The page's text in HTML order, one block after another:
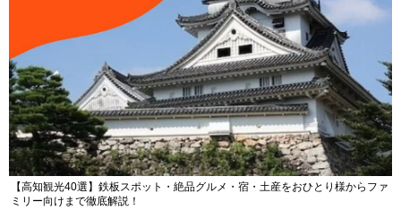
【高知観光40選】鉄板スポット・絶品グルメ・宿・土産をおひとり様からファ
ミリー向けまで徹底解説！